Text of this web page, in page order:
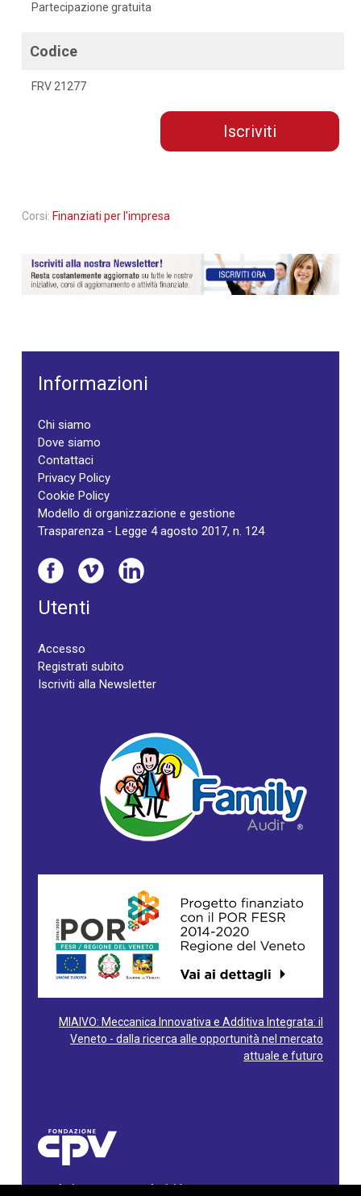
Partecipazione gratuita
Codice
FRV 21277
Iscriviti
Corsi: Finanziati per l'impresa
Informazioni
Chi siamo
Dove siamo
Contattaci
Privacy Policy
Cookie Policy
Modello di organizzazione e gestione
Trasparenza - Legge 4 agosto 2017, n. 124
Utenti
Accesso
Registrati subito
Iscriviti alla Newsletter
MIAIVO: Meccanica Innovativa e Additiva Integrata: il
Veneto - dalla ricerca alle opportunità nel mercato
attuale e futuro
Fondazione Centro Produttività Veneto